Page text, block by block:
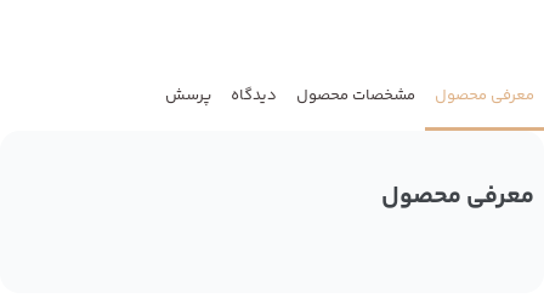
معرفی محصول مشخصات محصول دیدگاه پرسش
معرفی محصول